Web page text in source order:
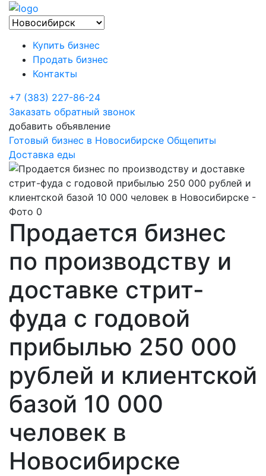
Купить бизнес
Продать бизнес
Контакты
+7 (383) 227-86-24
Заказать обратный звонок
добавить объявление
Готовый бизнес в Новосибирске Общепиты
Доставка еды
Продается бизнес
по производству и
доставке стрит-
фуда с годовой
прибылью 250 000
рублей и клиентской
базой 10 000
человек в
Новосибирске